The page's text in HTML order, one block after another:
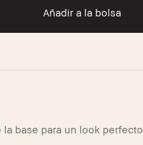
Añadir a la bolsa
la base para un look perfecto